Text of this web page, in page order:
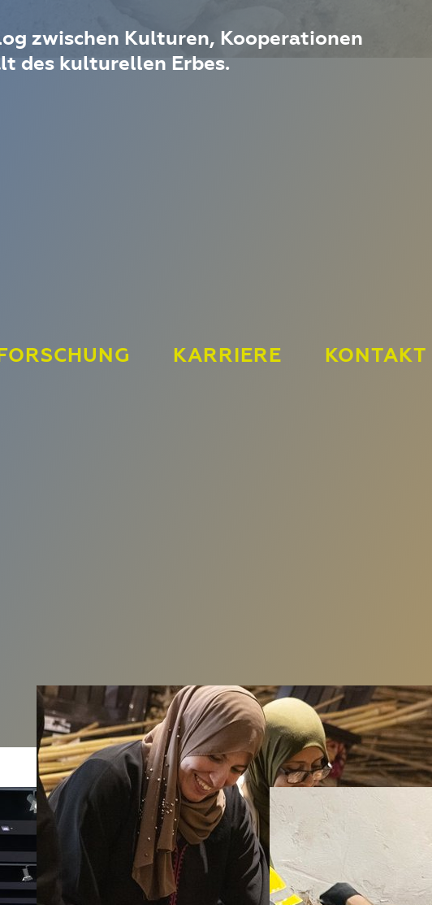
KARRIERE KONTAKT
zwischen Kulturen, Kooperationen
des kulturellen Erbes.